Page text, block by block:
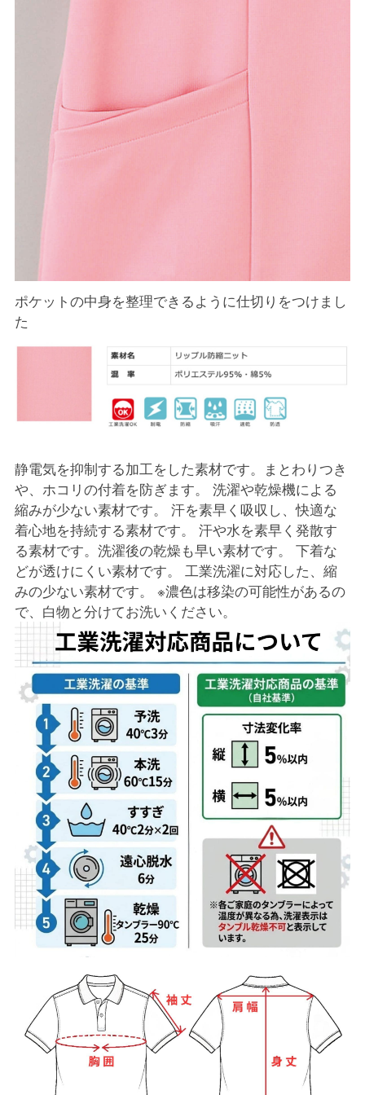
ポケットの中身を整理できるように仕切りをつけまし
た
静電気を抑制する加工をした素材です。まとわりつき
や、ホコリの付着を防ぎます。 洗濯や乾燥機による
縮みが少ない素材です。 汗を素早く吸収し、快適な
着心地を持続する素材です。 汗や水を素早く発散す
る素材です。洗濯後の乾燥も早い素材です。 下着な
どが透けにくい素材です。 工業洗濯に対応した、縮
みの少ない素材です。 ※濃色は移染の可能性があるの
で、白物と分けてお洗いください。